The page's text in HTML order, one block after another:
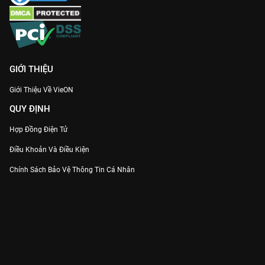
VieONngay hôm nay!
GIỚI THIỆU
Giới Thiệu Về VieON
QUY ĐỊNH
Hợp Đồng Điện Tử
Điều Khoản Và Điều Kiện
Chính Sách Bảo Vệ Thông Tin Cá Nhân